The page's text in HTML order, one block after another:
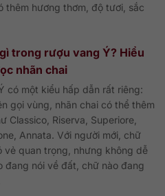
thêm hương thơm, độ tươi, sắc
trong rượu vang Ý? Hiểu
nhãn chai
có một kiểu hấp dẫn rất riêng:
gọi vùng, nhãn chai có thể thêm
Classico, Riserva, Superiore,
Annata. Với người mới, chữ
vẻ quan trọng, nhưng không dễ
đang nói về đất, chữ nào đang